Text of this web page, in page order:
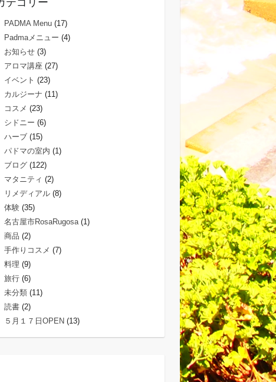
PADMA Menu(17)
Padmaメニュー (4)
お知らせ(3)
アロマ講座(27)
イベント (23)
カルジーナ (11)
コスメ (23)
シドニー (6)
ハーブ(15)
パドマの室内 (1)
ブログ(122)
マタニティ (2)
リメディアル(8)
体験(35)
名古屋市RosaRugosa(1)
商品 (2)
手作りコスメ (7)
料理 (9)
旅行(6)
未分類(11)
読書(2)
５月１７日OPEN (13)